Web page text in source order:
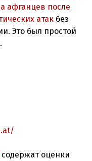
афганцев после
атак без
Это был простой
содержат оценки